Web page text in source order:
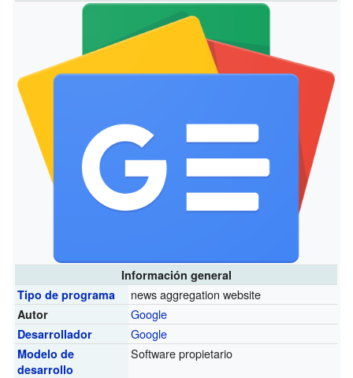
Información general
Tipo de programa
news aggregation website
Autor Google
Desarrollador Google
Modelo de
desarrollo
Software propietario